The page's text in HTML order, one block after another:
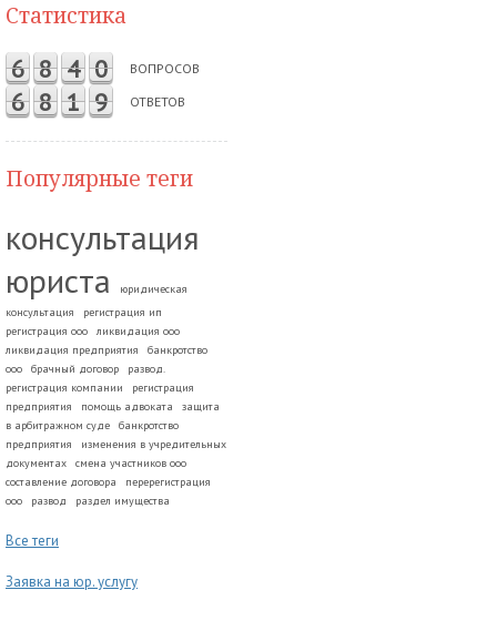
Статистика
6 8 4 0 ВОПРОСОВ
6 8 1 9 ОТВЕТОВ
Популярные теги
консультация
юриста
юридическая
консультация
регистрация ип
регистрация ооо
ликвидация ооо
ликвидация предприятия
банкротство
ооо
брачный договор
развод.
регистрация компании
регистрация
предприятия
помощь адвоката
защита
в арбитражном суде
банкротство
предприятия
изменения в учредительных
документах
смена участников ооо
составление договора
перерегистрация
ооо
развод раздел имущества
Все теги
Заявка на юр. услугу